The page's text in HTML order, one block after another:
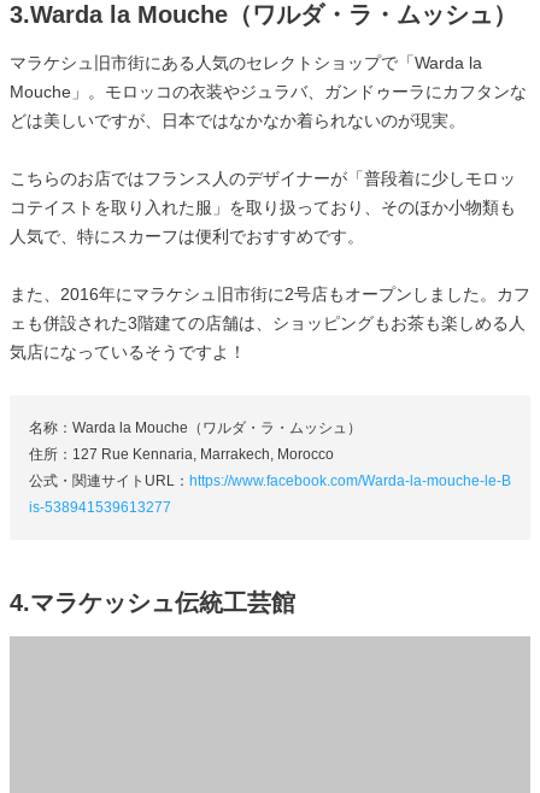
3.Warda la Mouche（ワルダ・ラ・ムッシュ）
マラケシュ旧市街にある人気のセレクトショップで「Warda la
Mouche」。モロッコの衣装やジュラバ、ガンドゥーラにカフタンな
どは美しいですが、日本ではなかなか着られないのが現実。
こちらのお店ではフランス人のデザイナーが「普段着に少しモロッ
コテイストを取り入れた服」を取り扱っており、そのほか小物類も
人気で、特にスカーフは便利でおすすめです。
また、2016年にマラケシュ旧市街に2号店もオープンしました。カフ
ェも併設された3階建ての店舗は、ショッピングもお茶も楽しめる人
気店になっているそうですよ！
名称：Warda la Mouche（ワルダ・ラ・ムッシュ）
住所：127 Rue Kennaria, Marrakech, Morocco
公式・関連サイトURL： https://www.facebook.com/Warda-la-mouche-le-B
is-538941539613277
4.マラケッシュ伝統工芸館